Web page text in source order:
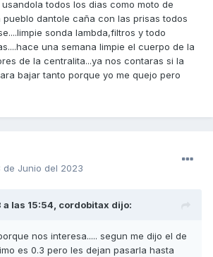
todos los dias como moto de
dantole caña con las prisas todos
sonda lambda,filtros y todo
una semana limpie el cuerpo de la
de la centralita...ya nos contaras si la
bajar tanto porque yo me quejo pero
de Junio del 2023
las 15:54, cordobitax dijo:
nos interesa..... segun me dijo el de
es 0.3 pero les dejan pasarla hasta